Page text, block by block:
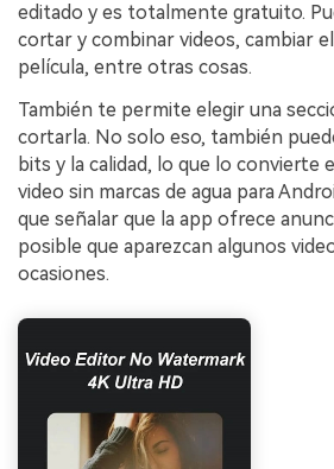
editado y es totalmente gratuito.
cortar y combinar videos, cambiar
película, entre otras cosas.
También te permite elegir una
cortarla. No solo eso, también
bits y la calidad, lo que lo convierte
video sin marcas de agua para
que señalar que la app ofrece
posible que aparezcan algunos
ocasiones.